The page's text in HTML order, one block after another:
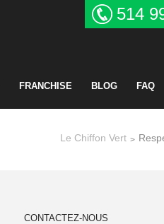
514
FRANCHISE BLOG FAQ
Le Chiffon Vert >
CONTACTEZ-NOUS